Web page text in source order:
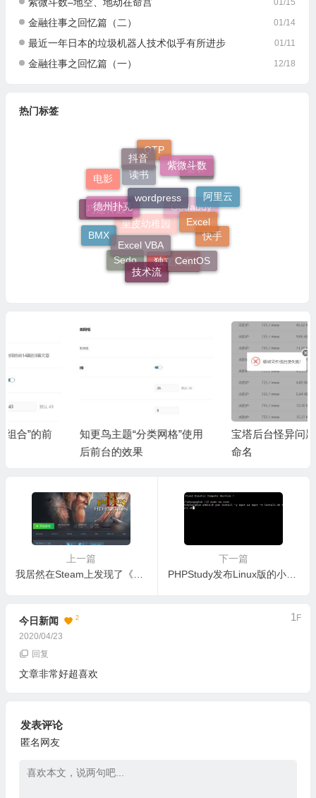
01/15
01/14
金融往事之回忆篇（二）
01/11
最近一年日本的垃圾机器人技术似乎有所进步
12/18
金融往事之回忆篇（一）
热门标签
读书
QTP
影评
Godaddy
里皮幼稚园
巧连神数
电影
抖音
紫微斗数
阿里云
快手
独立博客
Sedo
BMX
德州扑克
wordpress
Excel
CentOS
技术流
Excel VBA
知更鸟主题“分类网格”使用
宝塔后台怪异问题之无法重
上一篇
下一篇
PHPStudy发布Linux版的小皮面板，宝塔面板的挑战者
今日新闻 2
2020/04/23
1 F
回复
文章非常好超喜欢
发表评论
匿名网友